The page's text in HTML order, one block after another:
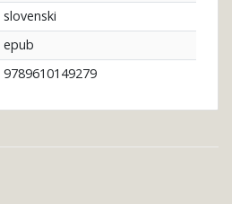
slovenski
epub
9789610149279